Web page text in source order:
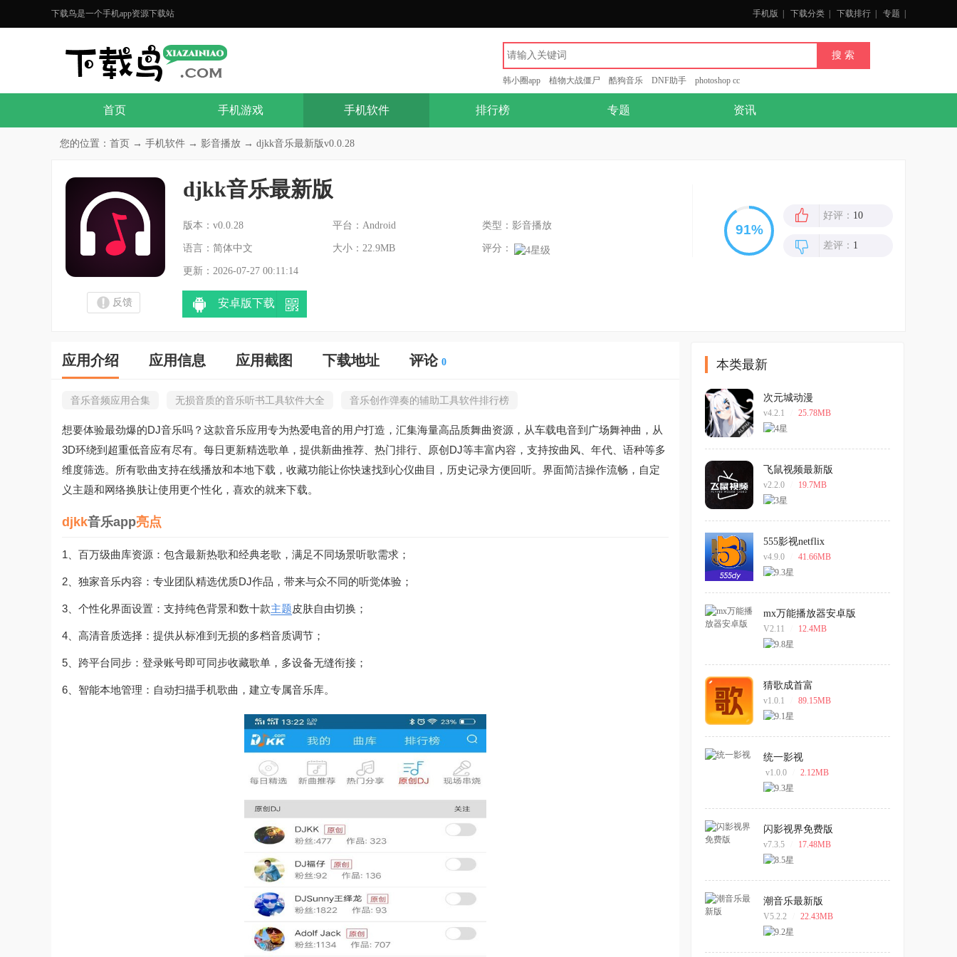
下载鸟是一个手机app资源下载站 手机版 下载分类 下载排行 专题
韩小圈app 植物大战僵尸 酷狗音乐 DNF助手 photoshop cc
首页 手机游戏 手机软件 排行榜 专题 资讯
您的位置： 首页 → 手机软件 → 影音播放 → djkk音乐最新版v0.0.28
djkk音乐最新版
版本：v0.0.28 平台：Android 类型：影音播放
语言：简体中文 大小：22.9MB 评分：
更新：2026-07-27 00:11:14
反馈 安卓版下载
好评： 10
差评： 1
应用介绍 应用信息 应用截图 下载地址 评论 0
音乐音频应用合集 无损音质的音乐听书工具软件大全 音乐创作弹奏的辅助工具软件排行榜
想要体验最劲爆的DJ音乐吗？这款音乐应用专为热爱电音的用户打造，汇集海量高品质舞曲资源，从车载电音到广场舞神曲，从
3D环绕到超重低音应有尽有。每日更新精选歌单，提供新曲推荐、热门排行、原创DJ等丰富内容，支持按曲风、年代、语种等多
维度筛选。所有歌曲支持在线播放和本地下载，收藏功能让你快速找到心仪曲目，历史记录方便回听。界面简洁操作流畅，自定
义主题和网络换肤让使用更个性化，喜欢的就来下载。
djkk音乐app亮点
1、百万级曲库资源：包含最新热歌和经典老歌，满足不同场景听歌需求；
2、独家音乐内容：专业团队精选优质DJ作品，带来与众不同的听觉体验；
3、个性化界面设置：支持纯色背景和数十款主题皮肤自由切换；
4、高清音质选择：提供从标准到无损的多档音质调节；
5、跨平台同步：登录账号即可同步收藏歌单，多设备无缝衔接；
6、智能本地管理：自动扫描手机歌曲，建立专属音乐库。
本类最新
次元城动漫
v4.2.1 25.78MB
飞鼠视频最新版
v2.2.0 19.7MB
555影视netflix
v4.9.0 41.66MB
mx万能播放器安卓版
V2.11 12.4MB
猜歌成首富
v1.0.1 89.15MB
统一影视
v1.0.0 2.12MB
闪影视界免费版
v7.3.5 17.48MB
潮音乐最新版
V5.2.2 22.43MB